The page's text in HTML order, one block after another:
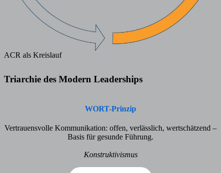
ACR als Kreislauf
Triarchie des Modern Leaderships
WORT-Prinzip
Vertrauensvolle Kommunikation: offen, verlässlich, wertschätzend –
Basis für gesunde Führung.
Konstruktivismus